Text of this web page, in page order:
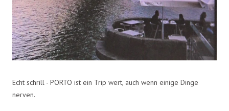
Echt schrill - PORTO ist ein Trip wert, auch wenn einige Dinge
nerven.